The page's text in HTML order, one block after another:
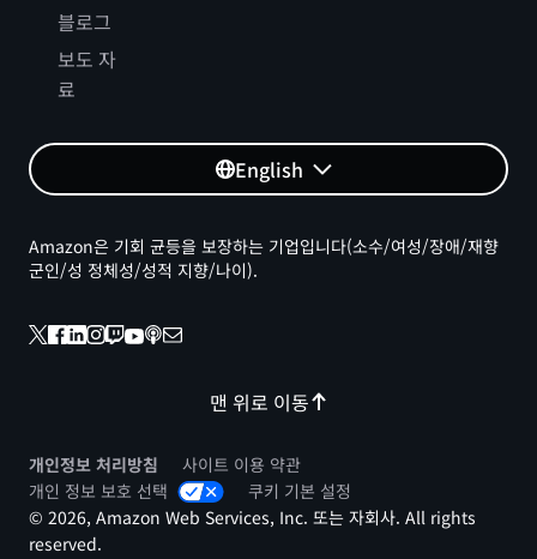
블로그
보도 자
료
English
맨 위로 이동
Amazon은 기회 균등을 보장하는 기업입니다(소수/여성/장애/재향
군인/성 정체성/성적 지향/나이).
개인정보 처리방침
사이트 이용 약관
개인 정보 보호 선택
쿠키 기본 설정
© 2026, Amazon Web Services, Inc. 또는 자회사. All rights
reserved.